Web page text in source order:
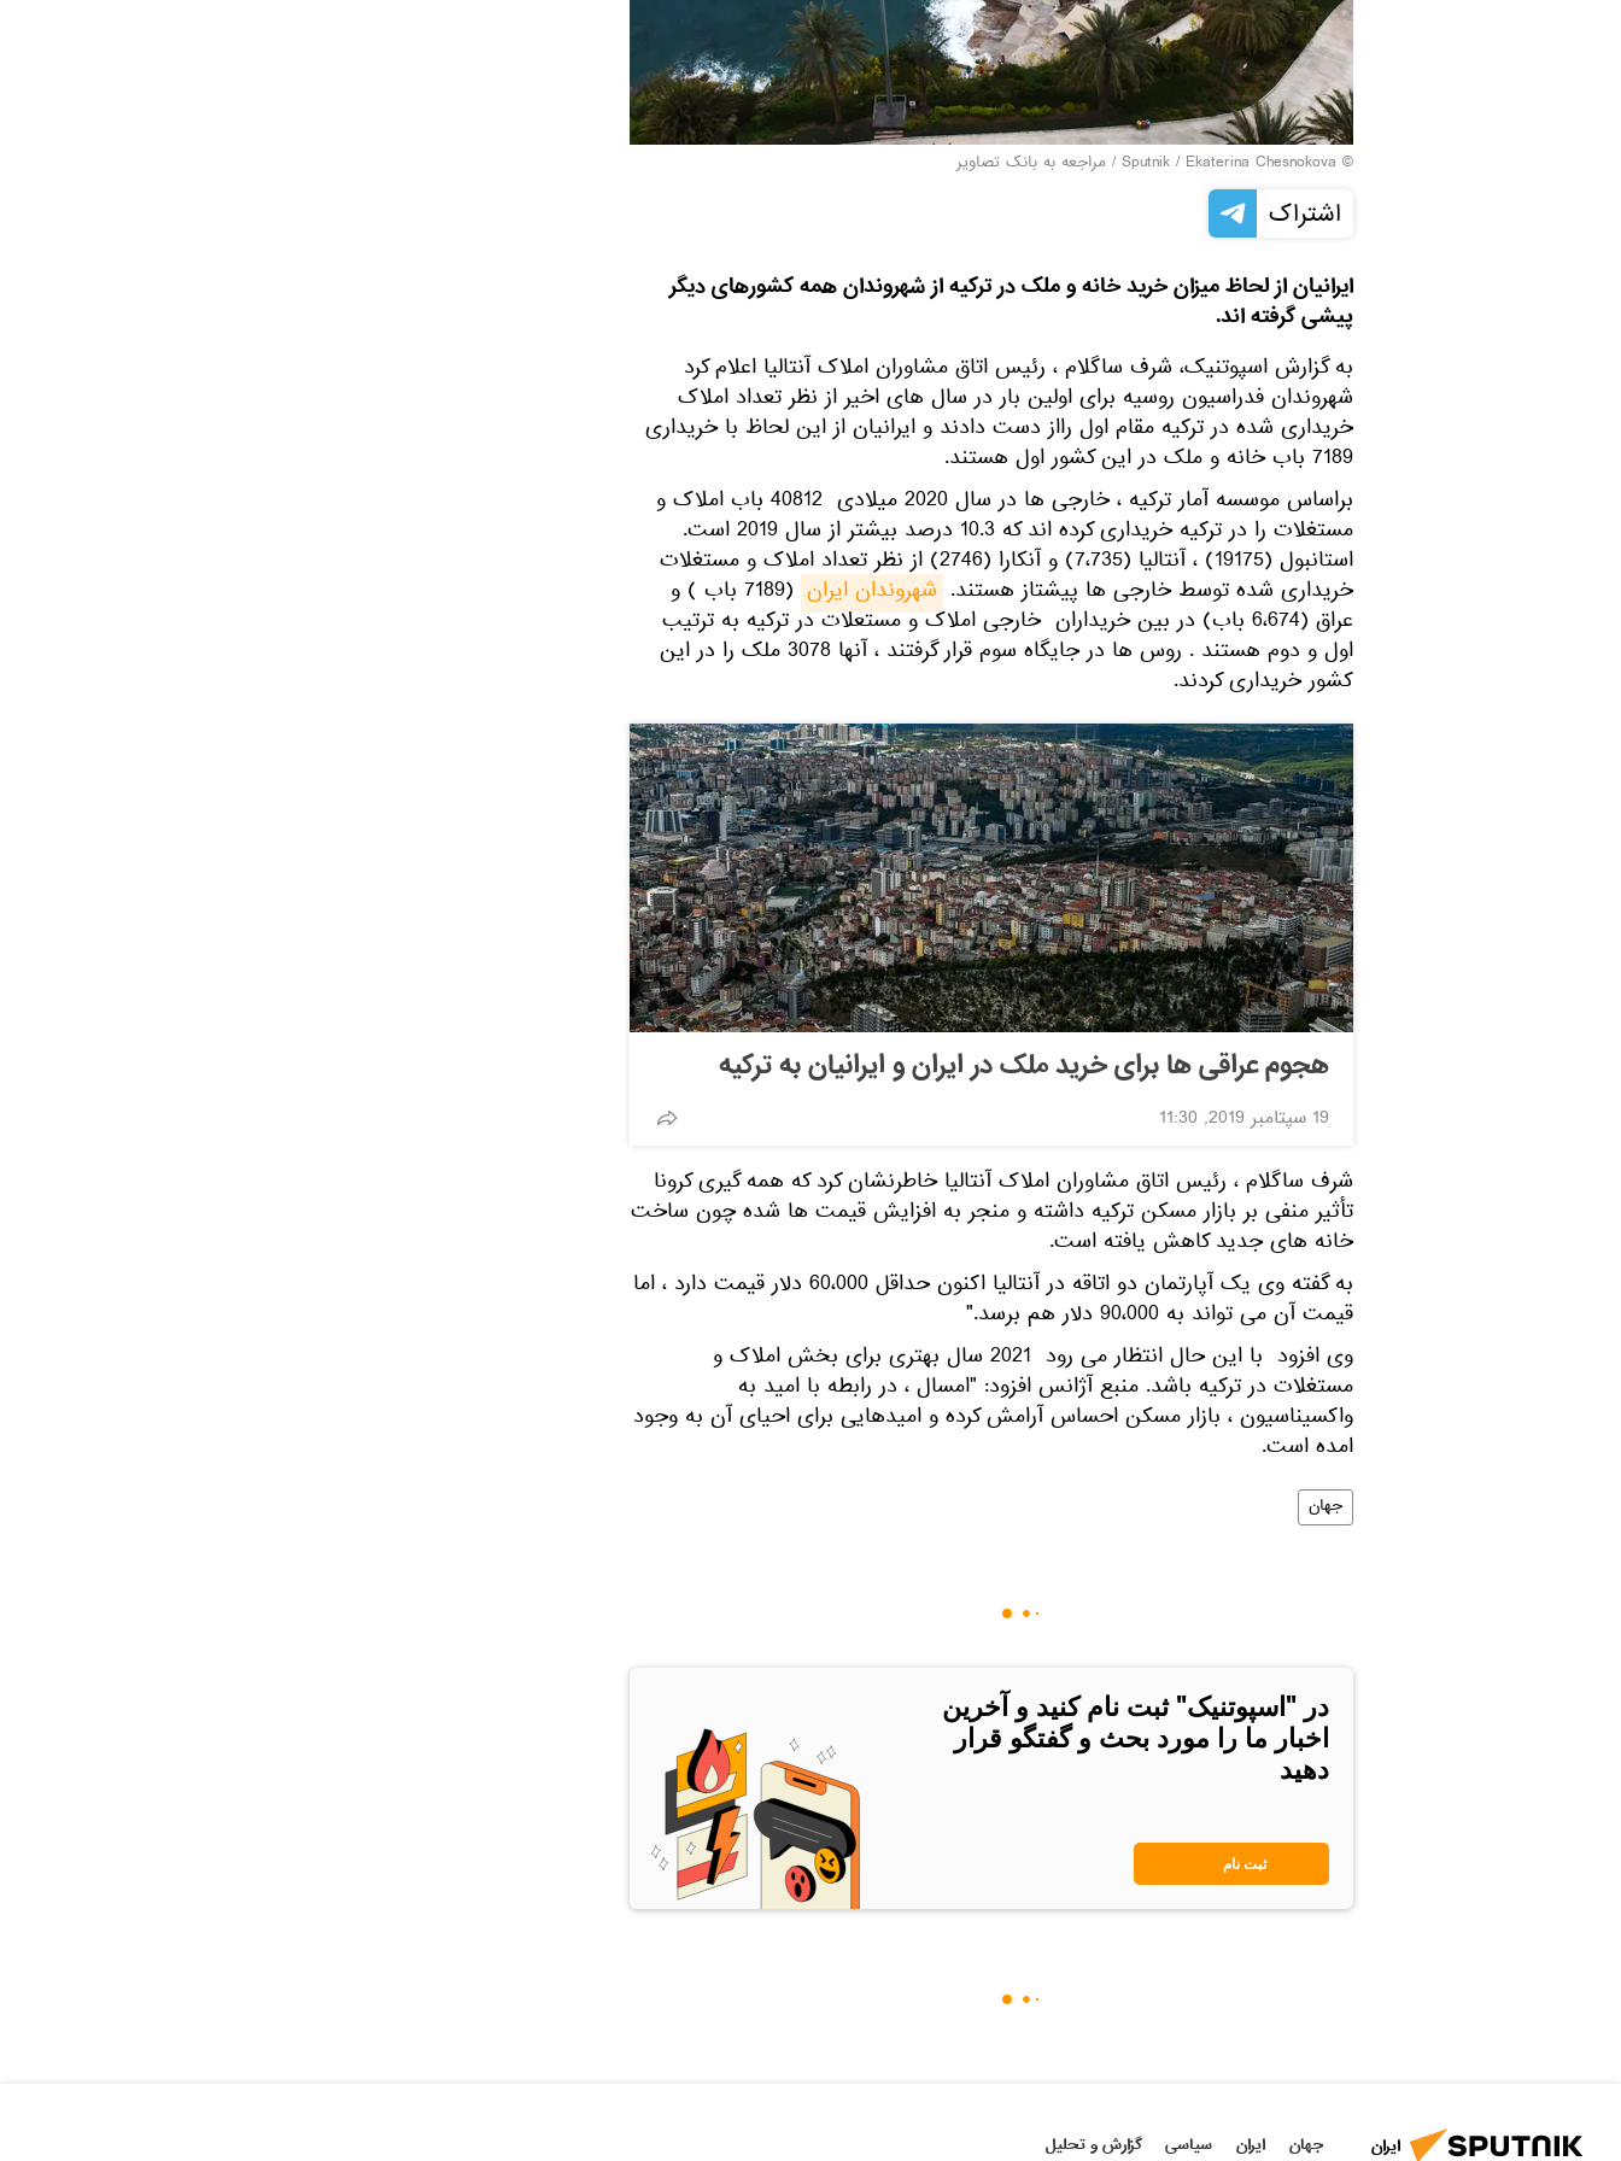
© Sputnik / Ekaterina Chesnokova
/ مراجعه به بانک تصاویر
اشتراک
ایرانیان از لحاظ میزان خرید خانه و ملک در ترکیه از شهروندان همه کشورهای دیگر
پیشی گرفته اند.
به گزارش اسپوتنیک، شرف ساگلام ، رئیس اتاق مشاوران املاک آنتالیا اعلام کرد
شهروندان فدراسیون روسیه برای اولین بار در سال های اخیر از نظر تعداد املاک
خریداری شده در ترکیه مقام اول رااز دست دادند و ایرانیان از این لحاظ با خریداری
7189 باب خانه و ملک در این کشور اول هستند.
براساس موسسه آمار ترکیه ، خارجی ها در سال 2020 میلادی 40812 باب املاک و
مستغلات را در ترکیه خریداری کرده اند که 10.3 درصد بیشتر از سال 2019 است.
استانبول (19175) ، آنتالیا (7،735) و آنكارا (2746) از نظر تعداد املاک و مستغلات
خریداری شده توسط خارجی ها پیشتاز هستند. شهروندان ایران (7189 باب ) و
عراق (6،674 باب) در بین خریداران خارجی املاک و مستعلات در ترکیه به ترتیب
اول و دوم هستند . روس ها در جایگاه سوم قرار گرفتند ، آنها 3078 ملک را در این
کشور خریداری کردند.
هجوم عراقی ها برای خرید ملک در ایران و ایرانیان به ترکیه
19 سپتامبر 2019, 11:30
شرف ساگلام ، رئیس اتاق مشاوران املاک آنتالیا خاطرنشان کرد که همه گیری کرونا
تأثیر منفی بر بازار مسکن ترکیه داشته و منجر به افزایش قیمت ها شده چون ساخت
خانه های جدید کاهش یافته است.
به گفته وی یک آپارتمان دو اتاقه در آنتالیا اکنون حداقل 60،000 دلار قیمت دارد ، اما
قیمت آن می تواند به 90،000 دلار هم برسد."
وی افزود با این حال انتظار می رود 2021 سال بهتری برای بخش املاک و
مستغلات در ترکیه باشد. منبع آژانس افزود: "امسال ، در رابطه با امید به
واکسیناسیون ، بازار مسکن احساس آرامش کرده و امیدهایی برای احیای آن به وجود
امده است.
جهان
در "اسپوتنیک" ثبت نام کنید و آخرین
اخبار ما را مورد بحث و گفتگو قرار
دهید
ثبت نام
ایران جهان ایران سیاسی گزارش و تحلیل